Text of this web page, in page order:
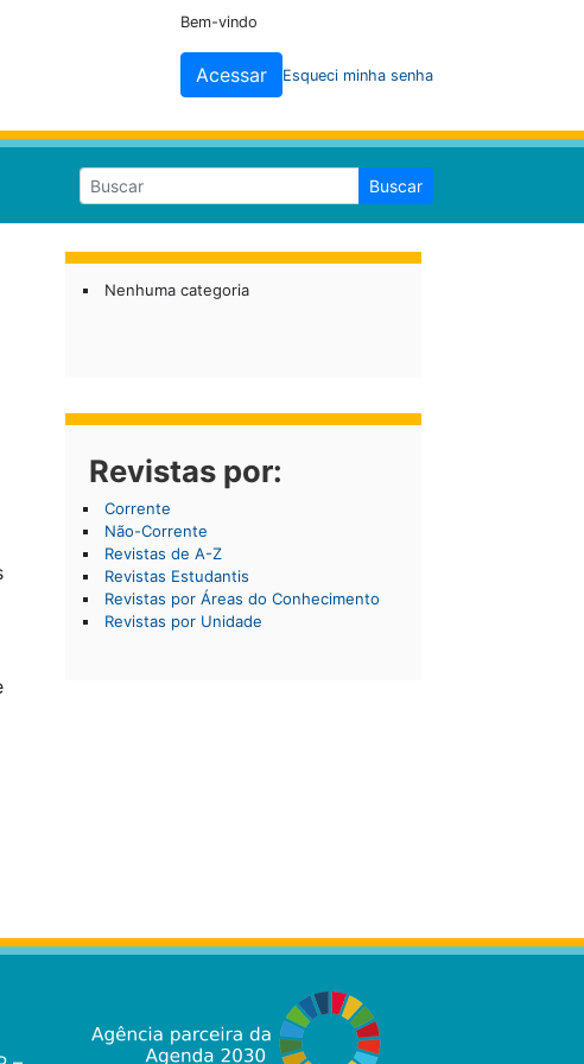
Bem-vindo
Acessar Esqueci minha senha
Buscar
Nenhuma categoria
Revistas por:
Corrente
Não-Corrente
Revistas de A-Z
Revistas Estudantis
Revistas por Áreas do Conhecimento
Revistas por Unidade